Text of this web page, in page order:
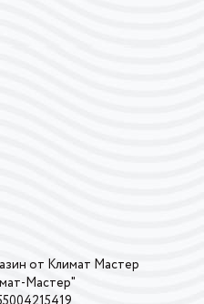
от Климат Мастер
Мастер"